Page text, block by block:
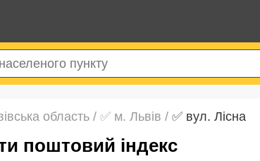
область / ✅ м. Львів / ✅ вул. Лісна
поштовий індекс